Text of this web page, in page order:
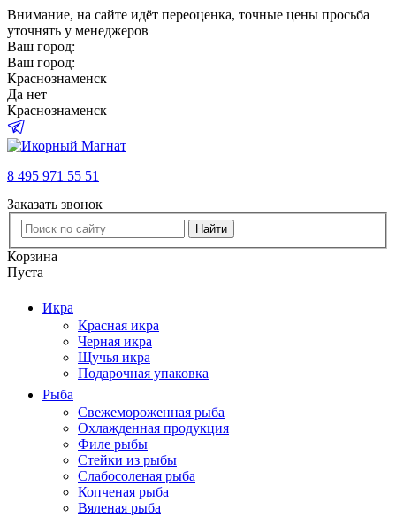
Внимание, на сайте идёт переоценка, точные цены просьба
уточнять у менеджеров
Ваш город:
Ваш город:
Краснознаменск
Да нет
Краснознаменск
8 495 971 55 51
Заказать звонок
Найти
Корзина
Пуста
Икра
Красная икра
Черная икра
Щучья икра
Подарочная упаковка
Рыба
Свежемороженная рыба
Охлажденная продукция
Филе рыбы
Стейки из рыбы
Слабосоленая рыба
Копченая рыба
Вяленая рыба